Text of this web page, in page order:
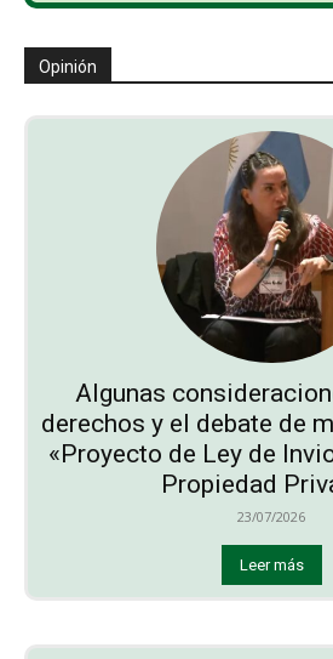
Opinión
Algunas
derechos y el debate de
«Proyecto de Ley de
Propiedad
23/07/2026
Leer más